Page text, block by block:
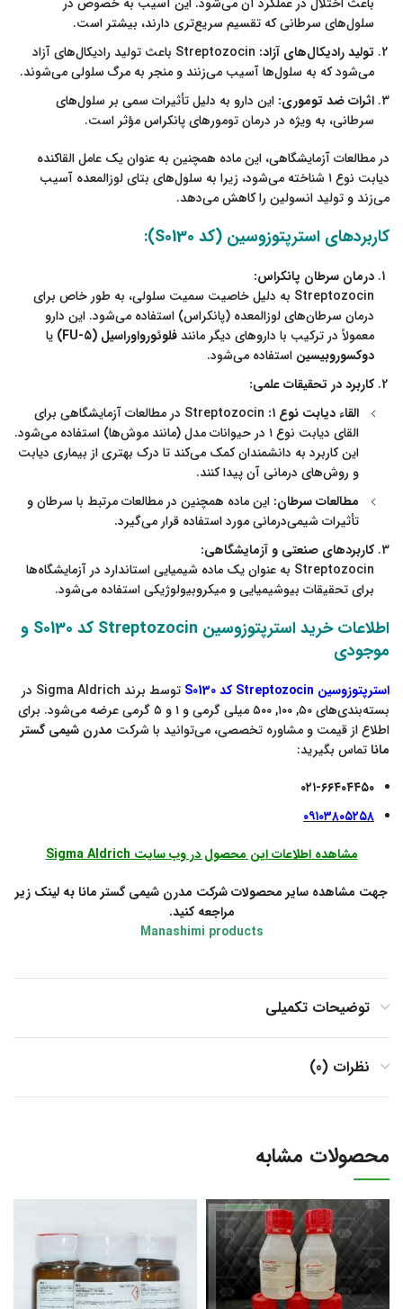
سلول‌های سرطانی که تقسیم سریع‌تری دارند، بیشتر است.
تولید رادیکال‌های آزاد:
Streptozocin باعث تولید رادیکال‌های آزاد
می‌شود که به سلول‌ها آسیب می‌زنند و منجر به مرگ سلولی می‌شوند.
اثرات ضد توموری: این دارو به دلیل تأثیرات سمی بر سلول‌های
سرطانی، به ویژه در درمان تومورهای پانکراس مؤثر است.
در مطالعات آزمایشگاهی، این ماده همچنین به عنوان یک عامل القاکنده
دیابت نوع ۱ شناخته می‌شود، زیرا به سلول‌های بتای لوزالمعده آسیب
می‌زند و تولید انسولین را کاهش می‌دهد.
کاربردهای استرپتوزوسین (کد S0130):
درمان سرطان پانکراس:
Streptozocin به دلیل خاصیت سمیت سلولی، به طور خاص برای
درمان سرطان‌های لوزالمعده (پانکراس) استفاده می‌شود. این دارو
معمولاً در ترکیب با داروهای دیگر مانندفلوئورواوراسیل (۵-FU)
یا
دوکسوروبیسین استفاده می‌شود.
کاربرد در تحقیقات علمی:
القاء دیابت نوع ۱:
Streptozocin در مطالعات آزمایشگاهی برای
القای دیابت نوع ۱ در حیوانات مدل (مانند موش‌ها) استفاده می‌شود.
این کاربرد به دانشمندان کمک می‌کند تا درک بهتری از بیماری دیابت
و روش‌های درمانی آن پیدا کنند.
مطالعات سرطان: این ماده همچنین در مطالعات مرتبط با سرطان و
تأثیرات شیمی‌درمانی مورد استفاده قرار می‌گیرد.
کاربردهای صنعتی و آزمایشگاهی:
Streptozocin به عنوان یک ماده شیمیایی استاندارد در آزمایشگاه‌ها
برای تحقیقات بیوشیمیایی و میکروبیولوژیکی استفاده می‌شود.
اطلاعات خرید استرپتوزوسین Streptozocin کد S0130 و
موجودی
استرپتوزوسین Streptozocin کد S0130
توسط برند Sigma Aldrich در
بسته‌بندی‌های ۵۰, ۱۰۰, ۵۰۰ میلی گرمی و ۱ و ۵ گرمی عرضه می‌شود. برای
اطلاع از قیمت و مشاوره تخصصی، می‌توانید با شرکت مدرن شیمی گستر
مانا تماس بگیرید:
۰۲۱-۶۶۴۰۴۴۵۰
۰۹۱۰۳۸۰۵۲۵۸
مشاهده اطلاعات این محصول در وب سایت Sigma Aldrich
جهت مشاهده سایر محصولات شرکت مدرن شیمی گستر مانا به لینک زیر
مراجعه کنید.
Manashimi products
توضیحات تکمیلی
نظرات (0)
محصولات مشابه